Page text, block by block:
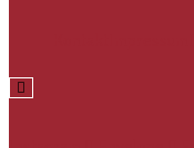
Hamburger Toggle Menu